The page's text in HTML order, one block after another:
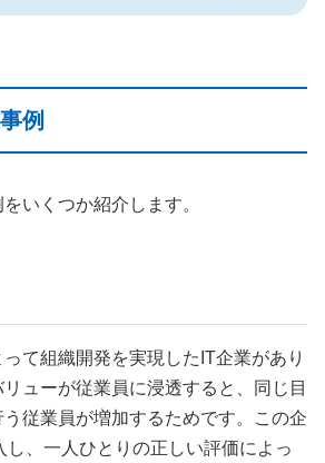
事例
いくつか紹介します。
て組織開発を実現したIT企業があり
ューが従業員に浸透すると、同じ目
従業員が増加するためです。この企
し、一人ひとりの正しい評価によっ